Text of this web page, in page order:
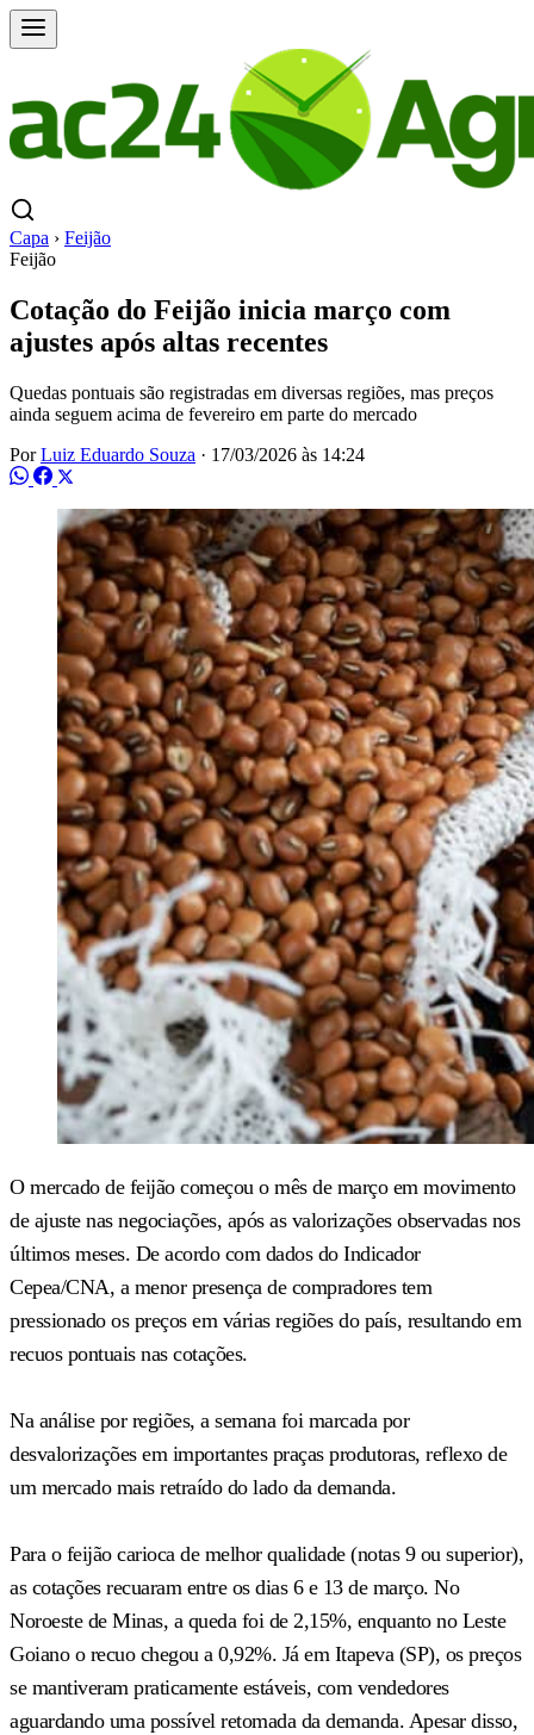
Capa › Feijão
Feijão
Cotação do Feijão inicia março com
ajustes após altas recentes
Quedas pontuais são registradas em diversas regiões, mas preços
ainda seguem acima de fevereiro em parte do mercado
PorLuiz Eduardo Souza · 17/03/2026 às 14:24
O mercado de feijão começou o mês de março em movimento
de ajuste nas negociações, após as valorizações observadas nos
últimos meses. De acordo com dados do Indicador
Cepea/CNA, a menor presença de compradores tem
pressionado os preços em várias regiões do país, resultando em
recuos pontuais nas cotações.
Na análise por regiões, a semana foi marcada por
desvalorizações em importantes praças produtoras, reflexo de
um mercado mais retraído do lado da demanda.
Para o feijão carioca de melhor qualidade (notas 9 ou superior),
as cotações recuaram entre os dias 6 e 13 de março. No
Noroeste de Minas, a queda foi de 2,15%, enquanto no Leste
Goiano o recuo chegou a 0,92%. Já em Itapeva (SP), os preços
se mantiveram praticamente estáveis, com vendedores
aguardando uma possível retomada da demanda. Apesar disso,